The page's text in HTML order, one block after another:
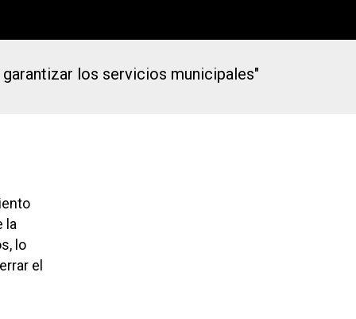
los servicios municipales"
la
lo
el